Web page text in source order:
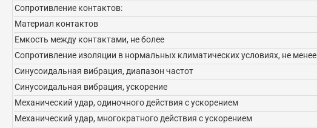
Сопротивление контактов:
Материал контактов
Емкость между контактами, не более
Сопротивление изоляции в нормальных климатических условиях, не менее
Синусоидальная вибрация, диапазон частот
Синусоидальная вибрация, ускорение
Механический удар, одиночного действия с ускорением
Механический удар, многократного действия с ускорением